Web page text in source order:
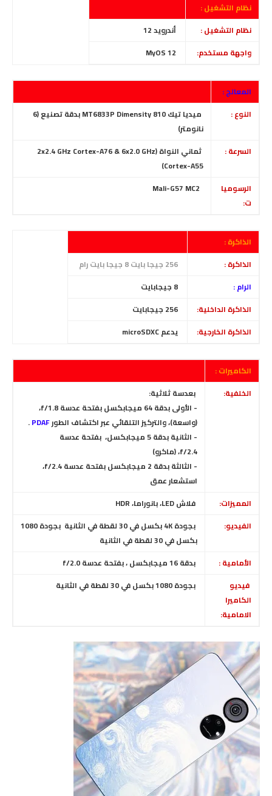
نظام التشغيل :
نظام التشغيل :
أندرويد 12
واجهة مستخدم:
المعالج :
النوع :
ميديا تيك MT6833P Dimensity 810 بدقة تصنيع (6
نانومتر)
السرعة :
ثماني النواة (2x2.4 GHz Cortex-A76 & 6x2.0 GHz
Cortex-A55)
الرسوميا
ت:
الذاكرة :
الذاكرة :
256 جيجا بايت 8 جيجا بايت رام
الرام :
8 جيجابايت
الذاكرة الداخلية:
جيجابايت
الذاكرة الخارجية:
يدعم microSDXC
الكاميرات :
الخلفية:
بعدسة ثلاثية:
- الأولى بدقة 64 ميجابكسل بفتحة عدسة f/1.8،
(واسعة)،والتركيز التلقائي عبر اكتشاف الطورPDAF
.
- الثانية بدقة 5 ميجابكسل، بفتحة عدسة
f/2.4، (ماكرو)
- الثالثة بدقة 2 ميجابكسل بفتحة عدسة f/2.4،
استشعار عمق
المميزات:
فلاش LED، بانوراما، HDR
الفيديو:
بجودة 4K بكسل في 30 لقطة في الثانية بجودة 1080
بكسل في 30 لقطة في الثانية
الأمامية :
بدقة 16 ميجابكسل ، بفتحة عدسةf/2.0
فيديو
الكاميرا
الامامية:
بجودة 1080 بكسل في 30 لقطة في الثانية